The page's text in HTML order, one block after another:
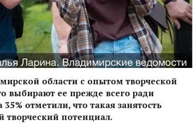
области с опытом творческой
выбирают ее прежде всего ради
отметили, что такая занятость
творческий потенциал.